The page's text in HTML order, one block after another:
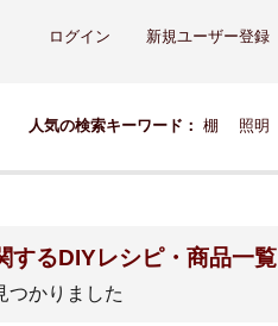
新規ユーザー登録
ログイン
人気の検索キーワード： 棚 照明
するDIYレシピ・商品一覧
つかりました